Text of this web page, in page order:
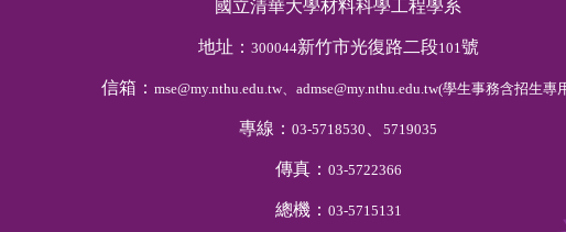
國立清華大學材料科學工程學系
地址： 300044新竹市光復路二段101號
信箱： mse@my.nthu.edu.tw、admse@my.nthu.edu.tw(學生事務含招生專
專線： 03-5718530 、 5719035
傳真： 03-5722366
總機： 03-5715131